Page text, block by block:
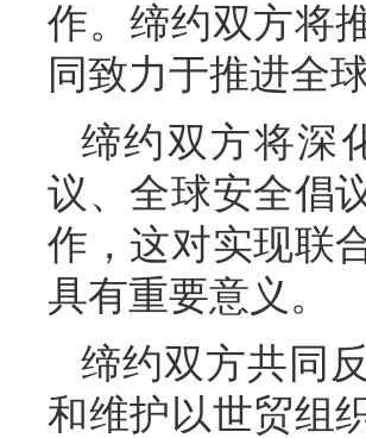
作。缔约双方将
同致力于推进全
缔约双方将深
议、全球安全倡
作，这对实现联
具有重要意义。
缔约双方共同
和维护以世贸组